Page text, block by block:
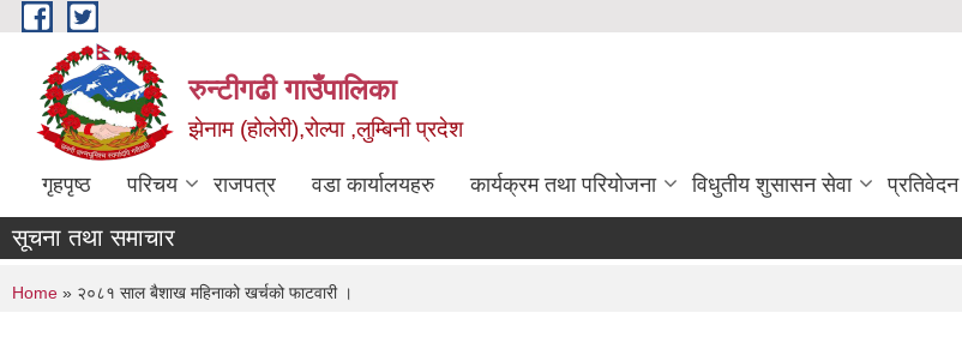
Skip to main content
रुन्टीगढी गाउँपालिका
झेनाम (होलेरी),रोल्पा ,लुम्बिनी प्रदेश
गृहपृष्ठ परिचय राजपत्र वडा कार्यालयहरु कार्यक्रम तथा परियोजना विधुतीय शुसासन सेवा प्रतिवेदन
सूचना तथा समाचार
You are here
Home » २०८१ साल बैशाख महिनाको खर्चको फाटवारी ।